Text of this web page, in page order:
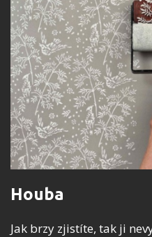
Houba
Jak brzy zjistíte, tak ji